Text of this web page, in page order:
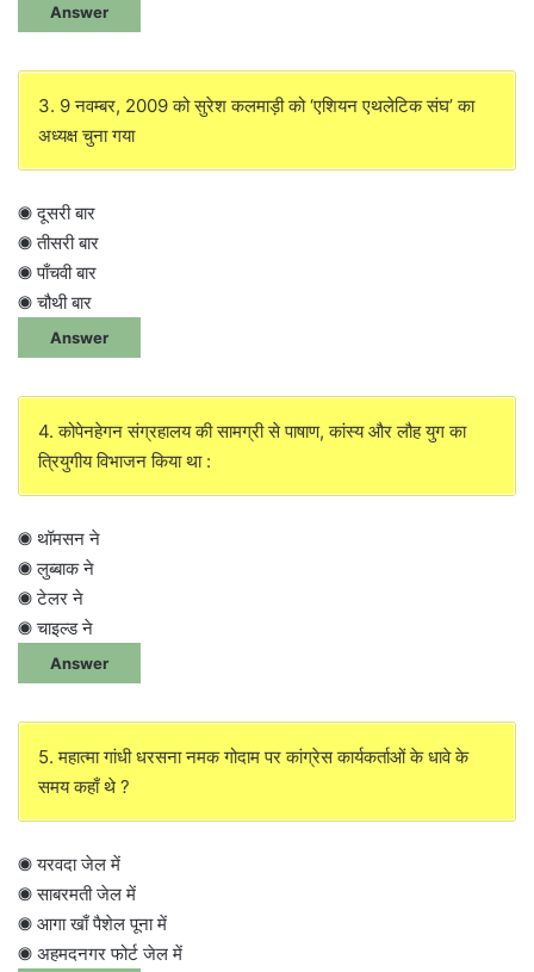
Answer
3. 9 नवम्बर, 2009 को सुरेश कलमाड़ी को ‘एशियन एथलेटिक संघ’ का
अध्यक्ष चुना गया
◉ दूसरी बार
◉ तीसरी बार
◉ पाँचवी बार
◉ चौथी बार
Answer
4. कोपेनहेगन संग्रहालय की सामग्री से पाषाण, कांस्य और लौह युग का
त्रियुगीय विभाजन किया था :
◉ थॉमसन ने
◉ लुब्बाक ने
◉ टेलर ने
◉ चाइल्ड ने
Answer
5. महात्मा गांधी धरसना नमक गोदाम पर कांग्रेस कार्यकर्ताओं के धावे के
समय कहाँ थे ?
◉ यरवदा जेल में
◉ साबरमती जेल में
◉ आगा खाँ पैशेल पूना में
◉ अहमदनगर फोर्ट जेल में